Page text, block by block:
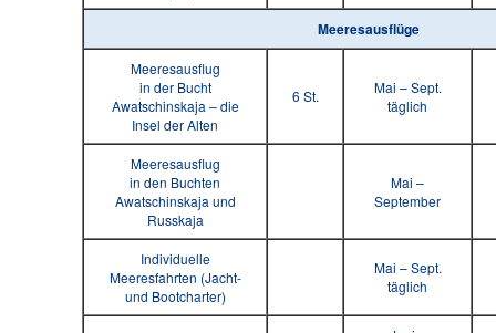
Meeresausflüge
Meeresausflug
in der Bucht
Awatschinskaja – die
Insel der Alten
6 St.
Mai – Sept.
täglich
Meeresausflug
in den Buchten
Awatschinskaja und
Russkaja
Mai –
September
Individuelle
Meeresfahrten (Jacht-
und Bootcharter)
Mai – Sept.
täglich